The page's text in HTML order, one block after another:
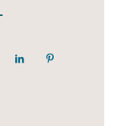
323 1259 /